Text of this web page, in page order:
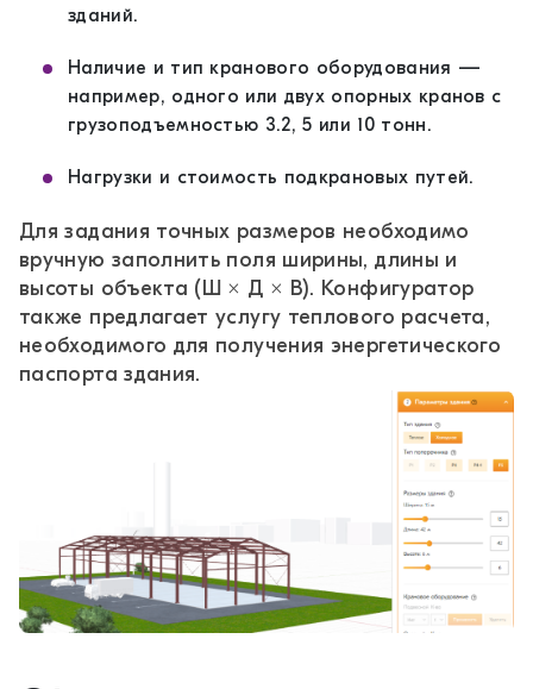
зданий.
Наличие и тип кранового оборудования —
например, одного или двух опорных кранов с
грузоподъемностью 3.2, 5 или 10 тонн.
Нагрузки и стоимость подкрановых путей.
Для задания точных размеров необходимо
вручную заполнить поля ширины, длины и
высоты объекта (Ш × Д × В). Конфигуратор
также предлагает услугу теплового расчета,
необходимого для получения энергетического
паспорта здания.